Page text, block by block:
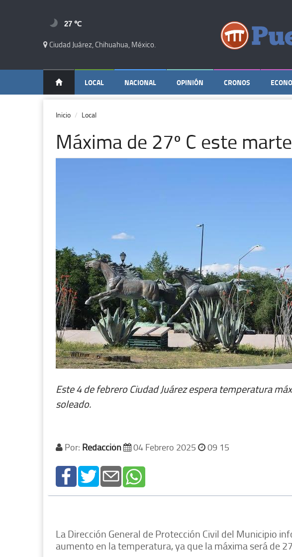
27 ℃
Ciudad Juárez, Chihuahua, México.
LOCAL NACIONAL OPINIÓN CRONOS
Inicio Local
Máxima de 27º C este
Este 4 de febrero Ciudad Juárez espera temperatura
soleado.
Por: Redacción 04 Febrero 2025 09 15
La Dirección General de Protección Civil del Municipio
aumento en la temperatura, ya que la máxima será de